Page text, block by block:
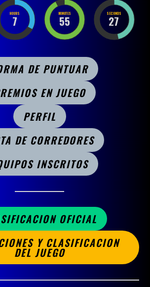
HOURS
7
MINUTES
55
SECONDS
27
DE PUNTUAR
EN JUEGO
PERFIL
DE CORREDORES
INSCRITOS
OFICIAL
Y CLASIFICACION
DEL JUEGO